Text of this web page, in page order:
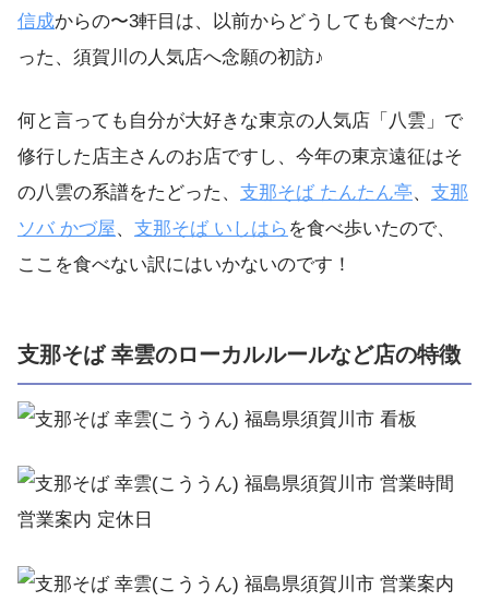
信成からの〜3軒目は、以前からどうしても食べたか
った、須賀川の人気店へ念願の初訪♪
何と言っても自分が大好きな東京の人気店「八雲」で
修行した店主さんのお店ですし、今年の東京遠征はそ
の八雲の系譜をたどった、 支那そば たんたん亭、 支那
ソバ かづ屋、 支那そば いしはら を食べ歩いたので、
ここを食べない訳にはいかないのです！
支那そば 幸雲のローカルルールなど店の特徴